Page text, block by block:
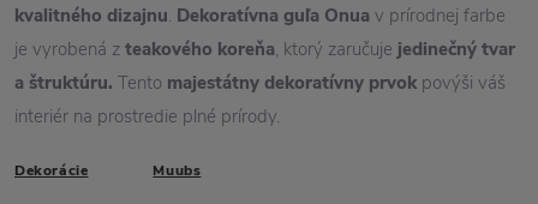
kvalitného dizajnu. Dekoratívna guľa Onua v prírodnej farbe
je vyrobená z teakového koreňa, ktorý zaručuje jedinečný tvar
a štruktúru. Tento majestátny dekoratívny prvok povýši váš
interiér na prostredie plné prírody.
Dekorácie Muubs